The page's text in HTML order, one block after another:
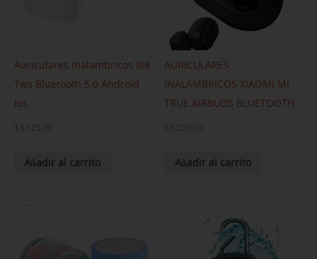
Auriculares Inalambricos I88
Tws Bluetooth 5.0 Android
Ios
$3,125.00
Añadir al carrito
AURICULARES
INALAMBRICOS XIAOMI MI
TRUE AIRBUDS BLUETOOTH
$3,200.00
Añadir al carrito